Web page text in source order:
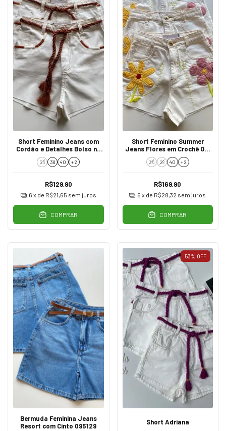
Short Feminino Jeans com
Cordão e Detalhes Bolso no
Off White
36 38 40 + 2
R$129,90
6 x de R$21,65 sem juros
COMPRAR
Short Feminino Summer
Jeans Flores em Crochê Off
White
36 38 40 + 2
R$169,90
6 x de R$28,32 sem juros
COMPRAR
Bermuda Feminina Jeans
Resort com Cinto 095129
53% OFF
Short Adriana